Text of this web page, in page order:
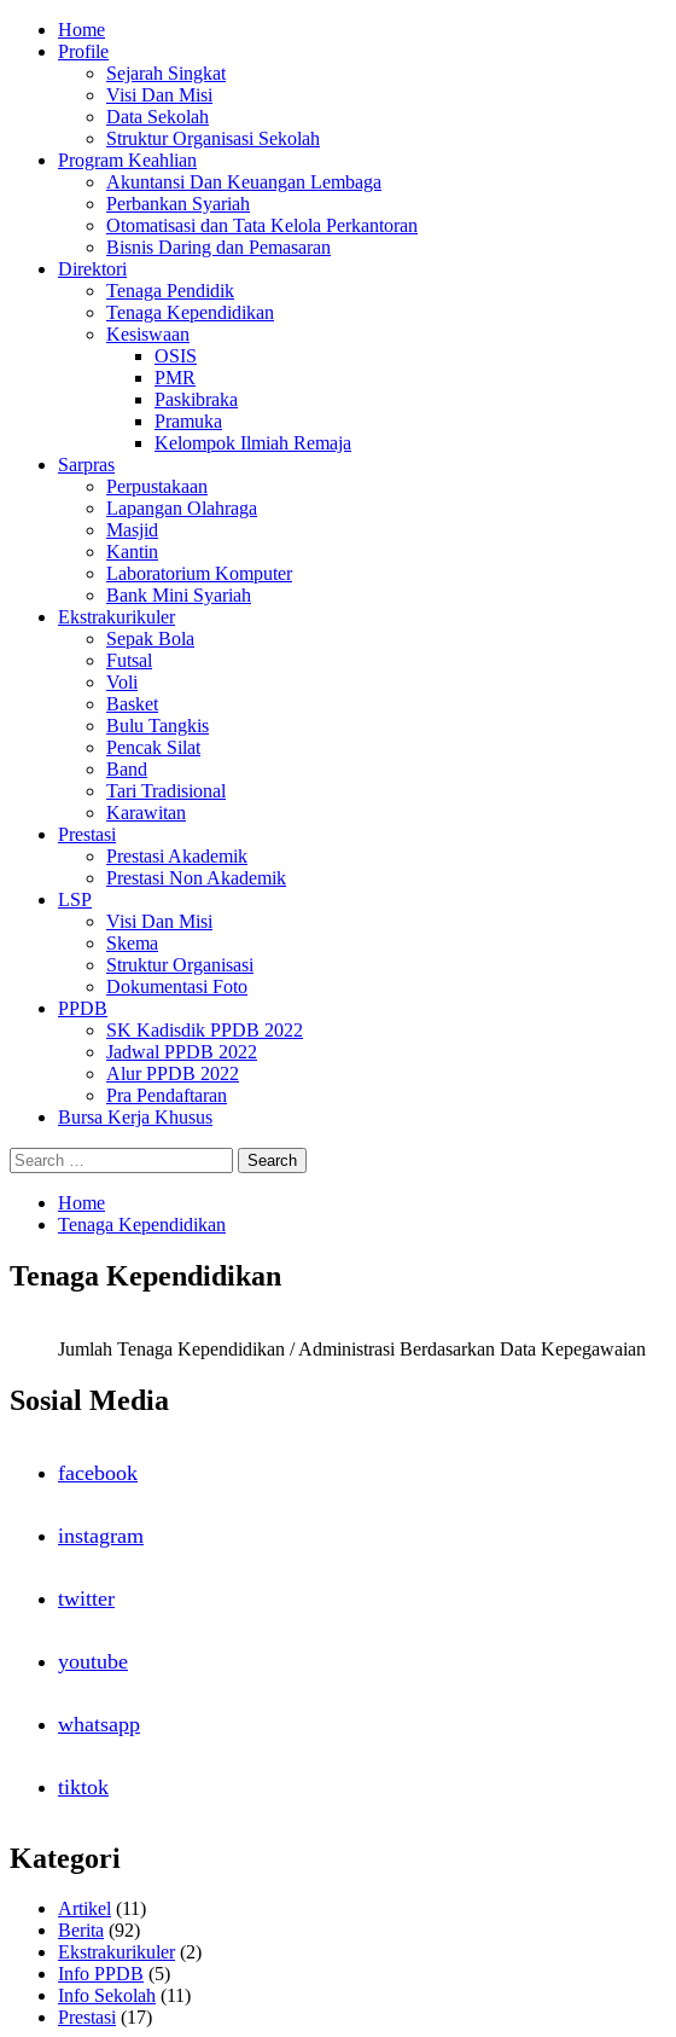
Skip
Primary
Menu
Home
Profile
Sejarah Singkat
Visi Dan Misi
Data Sekolah
Struktur Organisasi Sekolah
Program Keahlian
Akuntansi Dan Keuangan Lembaga
Perbankan Syariah
Otomatisasi dan Tata Kelola Perkantoran
Bisnis Daring dan Pemasaran
Direktori
Tenaga Pendidik
Tenaga Kependidikan
Kesiswaan
OSIS
PMR
Paskibraka
Pramuka
Kelompok Ilmiah Remaja
Sarpras
Perpustakaan
Lapangan Olahraga
Masjid
Kantin
Laboratorium Komputer
Bank Mini Syariah
Ekstrakurikuler
Sepak Bola
Futsal
Voli
Basket
Bulu Tangkis
Pencak Silat
Band
Tari Tradisional
Karawitan
Prestasi
Prestasi Akademik
Prestasi Non Akademik
LSP
Visi Dan Misi
Skema
Struktur Organisasi
Dokumentasi Foto
PPDB
SK Kadisdik PPDB 2022
Jadwal PPDB 2022
Alur PPDB 2022
Pra Pendaftaran
Bursa Kerja Khusus
Search
for:
Home
Tenaga Kependidikan
Tenaga Kependidikan
Jumlah Tenaga Kependidikan / Administrasi Berdasarkan Data Kepegawaian
Sosial Media
facebook
instagram
twitter
youtube
whatsapp
tiktok
Kategori
Artikel (11)
Berita (92)
Ekstrakurikuler(2)
Info PPDB (5)
Info Sekolah (11)
Prestasi (17)